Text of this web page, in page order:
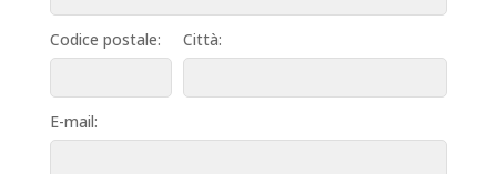
Codice postale: Città:
E-mail: